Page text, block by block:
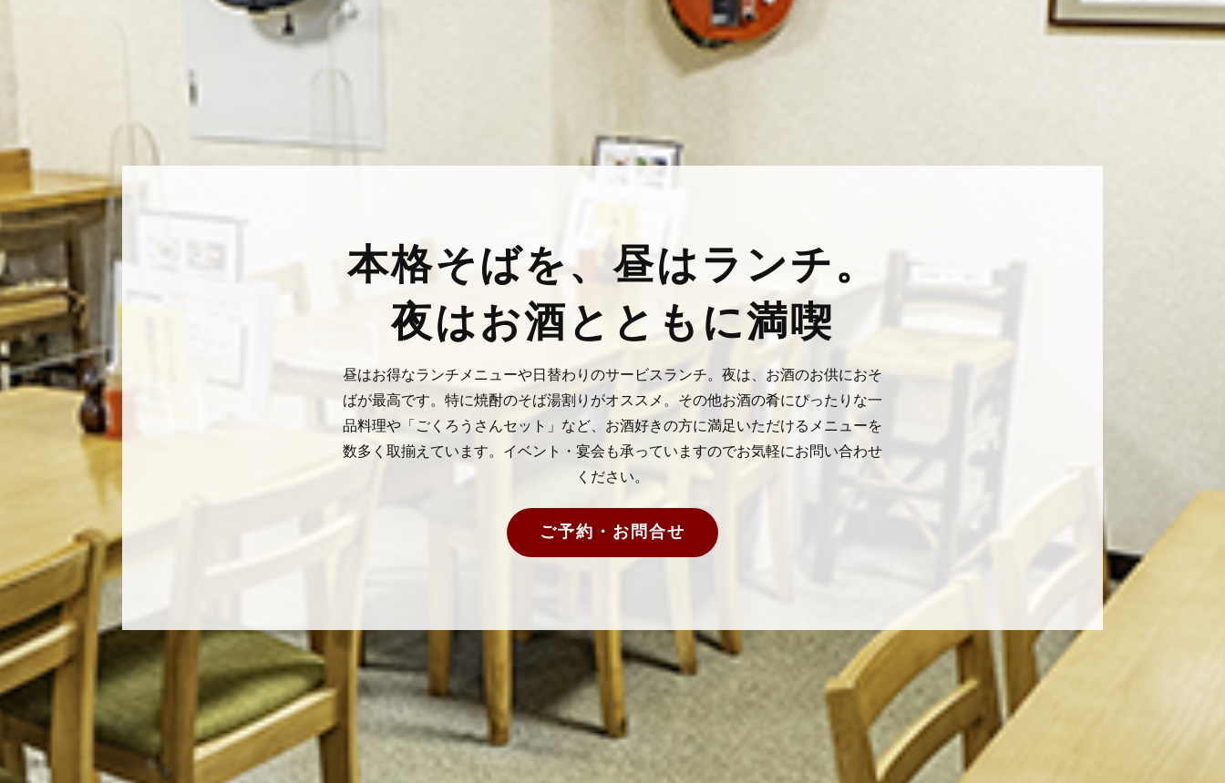
本格そばを、昼はランチ。
夜はお酒とともに満喫
昼はお得なランチメニューや日替わりのサービスランチ。夜は、お酒のお供におそ
ばが最高です。特に焼酎のそば湯割りがオススメ。その他お酒の肴にぴったりな一
品料理や「ごくろうさんセット」など、お酒好きの方に満足いただけるメニューを
数多く取揃えています。イベント・宴会も承っていますのでお気軽にお問い合わせ
ください。
ご予約・お問合せ